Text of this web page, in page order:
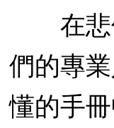
在悲傷
們的專
懂的手